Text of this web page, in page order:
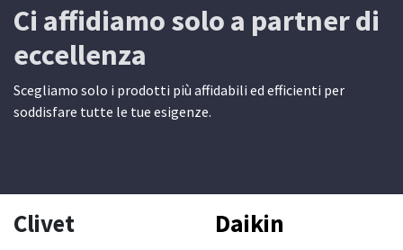
Ci affidiamo solo a partner di
eccellenza
Scegliamo solo i prodotti più affidabili ed efficienti per
soddisfare tutte le tue esigenze.
Clivet Daikin